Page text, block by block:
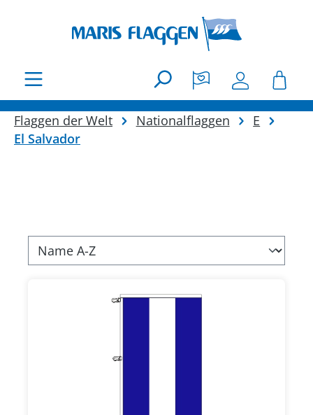
Flaggen der Welt Nationalflaggen
E
El Salvador